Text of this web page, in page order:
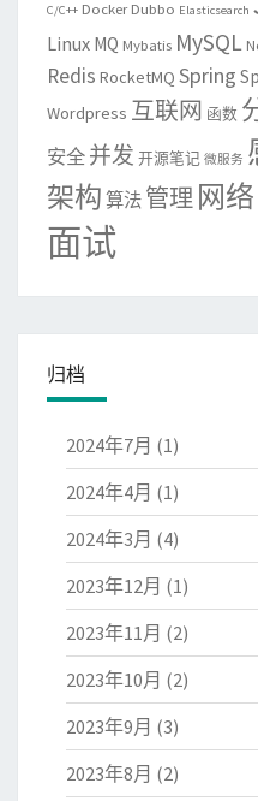
C/C++ Docker Dubbo Elasticsearch
Linux MQ Mybatis MySQL
Redis RocketMQ Spring
Wordpress 互联网 函数
安全 并发 开源笔记 微服务
架构 算法 管理网络
面试
归档
2024年7月 (1)
2024年4月 (1)
2024年3月 (4)
2023年12月 (1)
2023年11月 (2)
2023年10月 (2)
2023年9月 (3)
2023年8月 (2)